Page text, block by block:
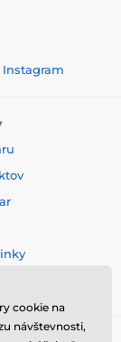
Instagram
cookie na
návštevnosti,